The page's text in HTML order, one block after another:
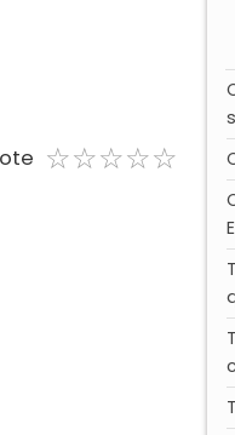
☆☆☆☆☆
★★★★★